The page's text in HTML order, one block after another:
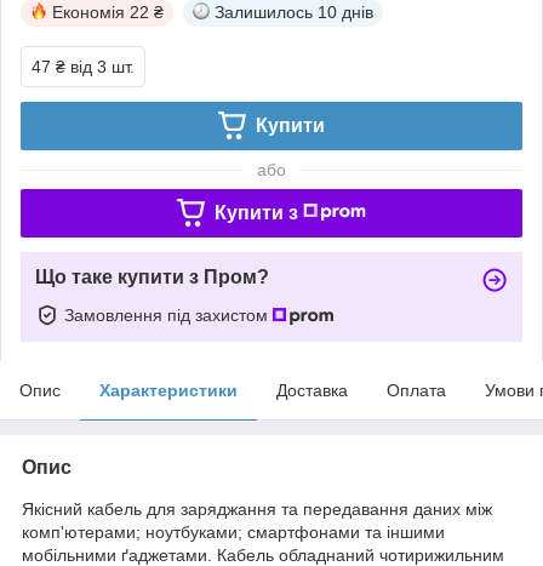
Економія 22 ₴ Залишилось 10 днів
47 ₴ від 3 шт.
Купити
або
Купити з
Що таке купити з Пром?
Замовлення під захистом
Опис Характеристики Доставка Оплата Умови
Опис
Якісний кабель для заряджання та передавання даних між
комп'ютерами; ноутбуками; смартфонами та іншими
мобільними ґаджетами. Кабель обладнаний чотирижильним